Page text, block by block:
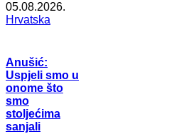
05.08.2026.
Hrvatska
Anušić:
Uspjeli smo u
onome što
smo
stoljećima
sanjali